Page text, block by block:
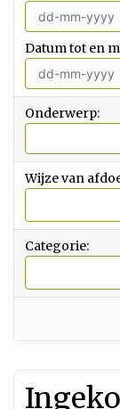
Datum tot en
Onderwerp:
Wijze van
Categorie: